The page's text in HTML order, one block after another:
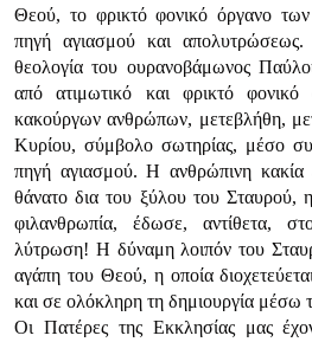
Θεού, το φρικτό φονικό όργανο
πηγή αγιασμού και
θεολογία του ουρανοβάμωνος
από ατιμωτικό και φρικτό
κακούργων ανθρώπων, μετεβλήθη,
Κυρίου, σύμβολο σωτηρίας, μέσο
πηγή αγιασμού. Η ανθρώπινη
θάνατο δια του ξύλου του Σταυρού,
φιλανθρωπία, έδωσε, αντίθετα,
λύτρωση! Η δύναμη λοιπόν του
αγάπη του Θεού, η οποία
και σε ολόκληρη τη δημιουργία μέσω
Οι Πατέρες της Εκκλησίας μας